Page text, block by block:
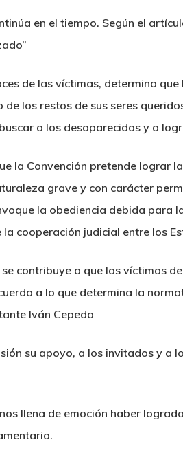
en el tiempo. Según el
de las víctimas, determina
los restos de sus seres
a los desaparecidos y a
la Convención pretende
grave y con carácter
la obediencia debida para
cooperación judicial entre los
contribuye a que las víctimas
a lo que determina la
Iván Cepeda
su apoyo, a los invitados y a
llena de emoción haber